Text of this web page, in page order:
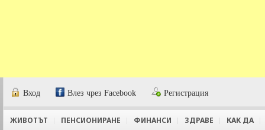
Вход Влез чрез Facebook Регистрация
ЖИВОТЪТ ПЕНСИОНИРАНЕ ФИНАНСИ ЗДРАВЕ КАК ДА